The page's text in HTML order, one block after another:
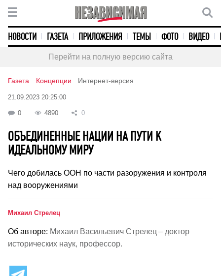
НОВОСТИ ГАЗЕТА ПРИЛОЖЕНИЯ ТЕМЫ ФОТО ВИДЕО
Перейти на полную версию сайта
Газета Концепции Интернет-версия
21.09.2023 20:25:00
0 4890 0
ОБЪЕДИНЕННЫЕ НАЦИИ НА ПУТИ К
ИДЕАЛЬНОМУ МИРУ
Чего добилась ООН по части разоружения и контроля
над вооружениями
Михаил Стрелец
Об авторе: Михаил Васильевич Стрелец – доктор
исторических наук, профессор.